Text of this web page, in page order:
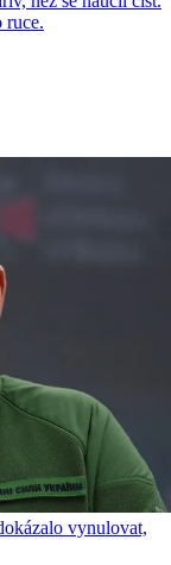
ruce.
vynulovat,